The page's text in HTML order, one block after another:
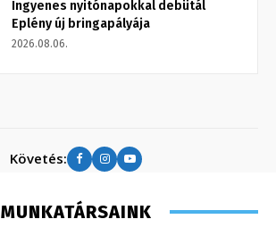
Ingyenes nyitónapokkal debütál
Eplény új bringapályája
2026.08.06.
Követés:
MUNKATÁRSAINK